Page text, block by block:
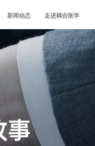
新闻动态 走进耦合医学